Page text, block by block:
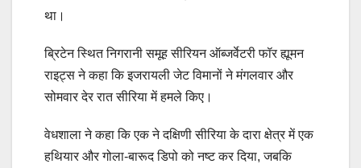
था।
ब्रिटेन स्थित निगरानी समूह सीरियन ऑब्जर्वेटरी फॉर ह्यूमन
राइट्स ने कहा कि इजरायली जेट विमानों ने मंगलवार और
सोमवार देर रात सीरिया में हमले किए।
वेधशाला ने कहा कि एक ने दक्षिणी सीरिया के दारा क्षेत्र में एक
हथियार और गोला-बारूद डिपो को नष्ट कर दिया, जबकि